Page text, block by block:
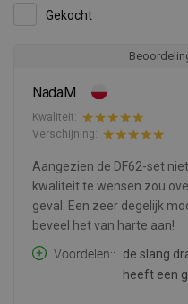
Gekocht
NadaM
Kwaliteit:
Verschijning:
Aangezien de DF62-set
kwaliteit te wensen zou
geval. Een zeer degelijk
beveel het van harte aan!
Voordelen:
de slang
heeft een